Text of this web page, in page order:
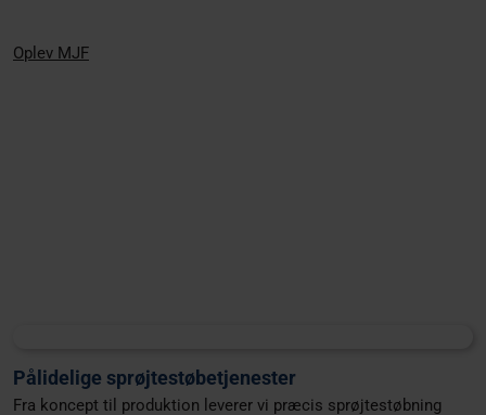
Oplev MJF
Pålidelige sprøjtestøbetjenester
Fra koncept til produktion leverer vi præcis sprøjtestøbning